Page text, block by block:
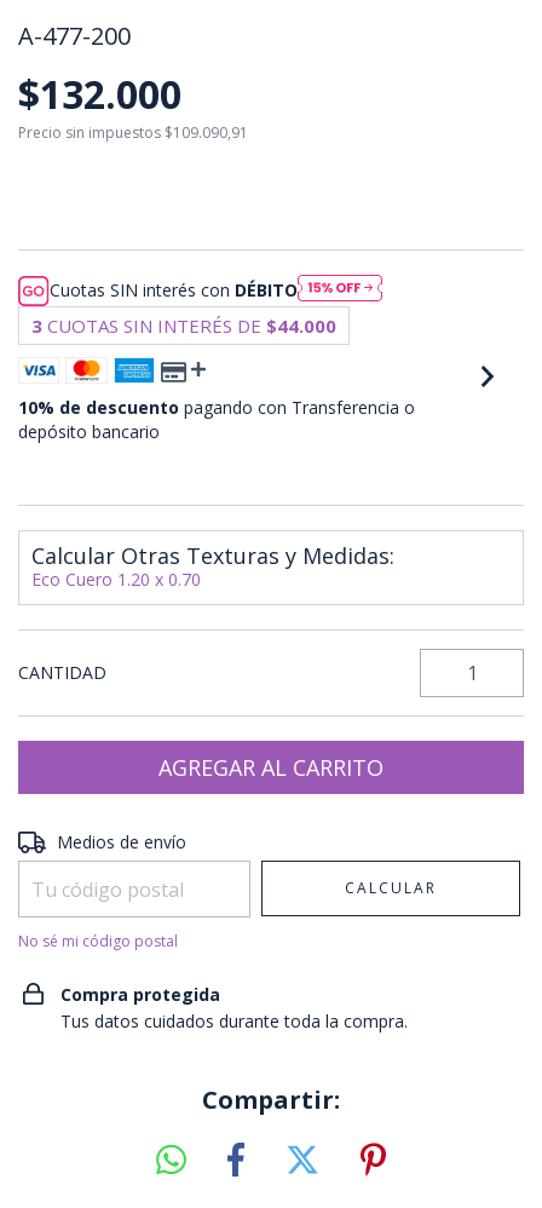
A-477-200
$132.000
Precio sin impuestos $109.090,91
Cuotas SIN interés con DÉBITO
3 CUOTAS SIN INTERÉS DE $44.000
10% de descuento pagando con Transferencia o
depósito bancario
Calcular Otras Texturas y Medidas:
Eco Cuero 1.20 x 0.70
CANTIDAD
Entregas para el CP:
Medios de envío
CALCULAR
No sé mi código postal
Compra protegida
Tus datos cuidados durante toda la compra.
Compartir: